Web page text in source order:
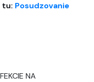
tu: Posudzovanie
NA